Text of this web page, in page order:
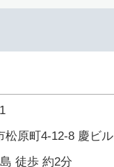
松原町4-12-8 慶ビル
徒歩 約2分